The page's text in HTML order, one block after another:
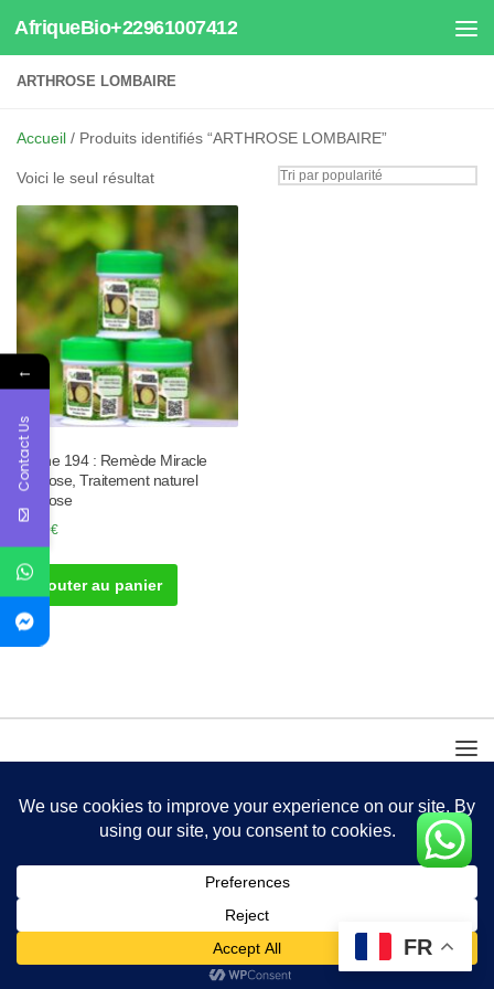
Au dessous du contenu
AfriqueBio+22961007412
ARTHROSE LOMBAIRE
Accueil / Produits identifiés “ARTHROSE LOMBAIRE”
Voici le seul résultat
Tisane 194 : Remède Miracle
Arthrose, Traitement naturel
Arthrose
30.00€
Ajouter au panier
FR
←
Contact Us